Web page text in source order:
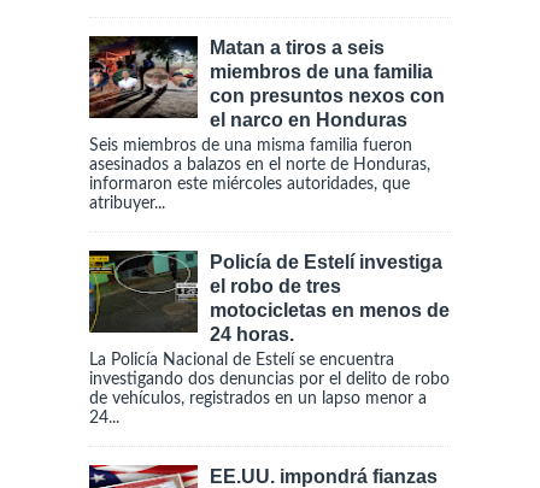
Matan a tiros a seis
miembros de una familia
con presuntos nexos con
el narco en Honduras
Seis miembros de una misma familia fueron
asesinados a balazos en el norte de Honduras,
informaron este miércoles autoridades, que
atribuyer...
Policía de Estelí investiga
el robo de tres
motocicletas en menos de
24 horas.
La Policía Nacional de Estelí se encuentra
investigando dos denuncias por el delito de robo
de vehículos, registrados en un lapso menor a
24...
EE.UU. impondrá fianzas